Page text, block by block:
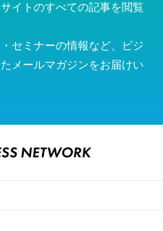
イトのすべての記事を閲覧
セミナーの情報など、ビジ
メールマガジンをお届けい